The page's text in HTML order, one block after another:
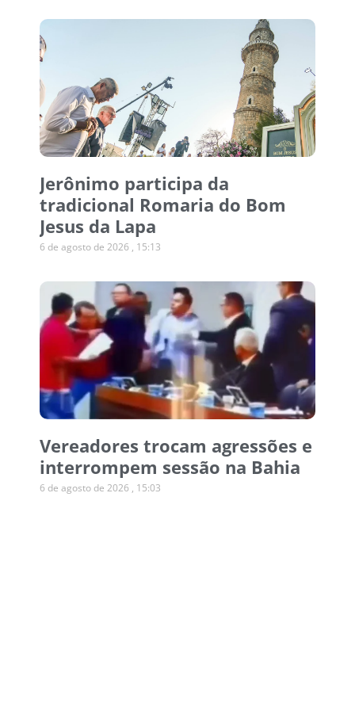
Jerônimo participa da
tradicional Romaria do Bom
Jesus da Lapa
6 de agosto de 2026 15:13
Vereadores trocam agressões e
interrompem sessão na Bahia
6 de agosto de 2026 15:03